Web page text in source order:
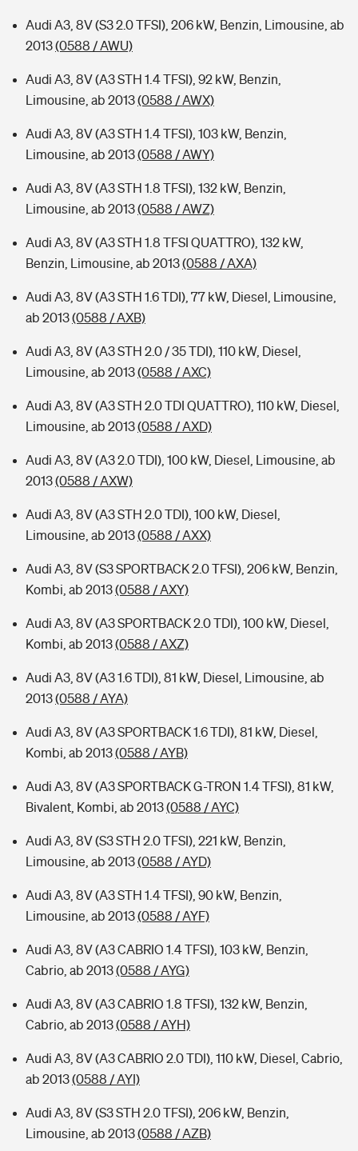
Audi A3, 8V (S3 2.0 TFSI), 206 kW, Benzin, Limousine, ab
2013(0588 / AWU)
Audi A3, 8V (A3 STH 1.4 TFSI), 92 kW, Benzin,
Limousine, ab 2013(0588 / AWX)
Audi A3, 8V (A3 STH 1.4 TFSI), 103 kW, Benzin,
Limousine, ab 2013(0588 / AWY)
Audi A3, 8V (A3 STH 1.8 TFSI), 132 kW, Benzin,
Limousine, ab 2013(0588 / AWZ)
Audi A3, 8V (A3 STH 1.8 TFSI QUATTRO), 132 kW,
Benzin, Limousine, ab 2013(0588 / AXA)
Audi A3, 8V (A3 STH 1.6 TDI), 77 kW, Diesel, Limousine,
ab 2013(0588 / AXB)
Audi A3, 8V (A3 STH 2.0 / 35 TDI), 110 kW, Diesel,
Limousine, ab 2013(0588 / AXC)
Audi A3, 8V (A3 STH 2.0 TDI QUATTRO), 110 kW, Diesel,
Limousine, ab 2013(0588 / AXD)
Audi A3, 8V (A3 2.0 TDI), 100 kW, Diesel, Limousine, ab
2013(0588 / AXW)
Audi A3, 8V (A3 STH 2.0 TDI), 100 kW, Diesel,
Limousine, ab 2013(0588 / AXX)
Audi A3, 8V (S3 SPORTBACK 2.0 TFSI), 206 kW, Benzin,
Kombi, ab 2013(0588 / AXY)
Audi A3, 8V (A3 SPORTBACK 2.0 TDI), 100 kW, Diesel,
Kombi, ab 2013(0588 / AXZ)
Audi A3, 8V (A3 1.6 TDI), 81 kW, Diesel, Limousine, ab
2013(0588 / AYA)
Audi A3, 8V (A3 SPORTBACK 1.6 TDI), 81 kW, Diesel,
Kombi, ab 2013(0588 / AYB)
Audi A3, 8V (A3 SPORTBACK G-TRON 1.4 TFSI), 81 kW,
Bivalent, Kombi, ab 2013(0588 / AYC)
Audi A3, 8V (S3 STH 2.0 TFSI), 221 kW, Benzin,
Limousine, ab 2013(0588 / AYD)
Audi A3, 8V (A3 STH 1.4 TFSI), 90 kW, Benzin,
Limousine, ab 2013(0588 / AYF)
Audi A3, 8V (A3 CABRIO 1.4 TFSI), 103 kW, Benzin,
Cabrio, ab 2013(0588 / AYG)
Audi A3, 8V (A3 CABRIO 1.8 TFSI), 132 kW, Benzin,
Cabrio, ab 2013(0588 / AYH)
Audi A3, 8V (A3 CABRIO 2.0 TDI), 110 kW, Diesel, Cabrio,
ab 2013(0588 / AYI)
Audi A3, 8V (S3 STH 2.0 TFSI), 206 kW, Benzin,
Limousine, ab 2013(0588 / AZB)